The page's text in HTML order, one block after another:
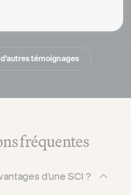
bien aidée, très
Je recommande cette
témoignages
fréquentes
d'une SCI ?